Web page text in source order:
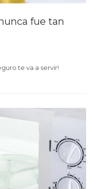
fue tan
te va a servir!